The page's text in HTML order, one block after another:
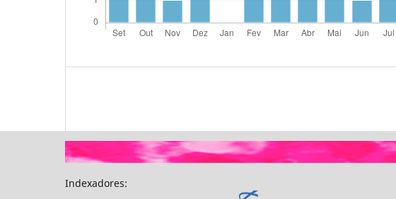
Indexadores: